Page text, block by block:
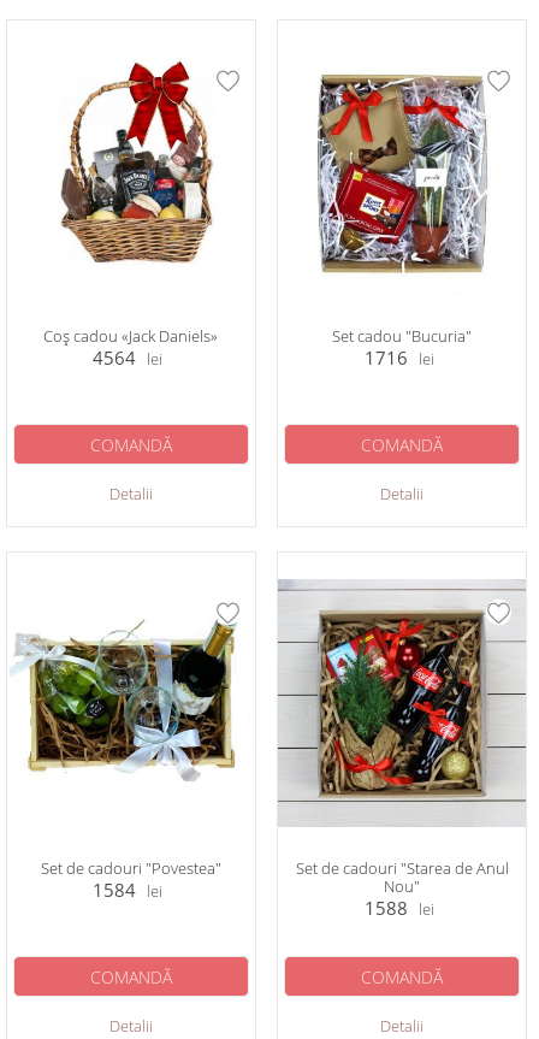
Coș cadou «Jack Daniels»
4564 lei
Detalii
COMANDĂ
Set cadou "Bucuria"
1716 lei
Detalii
COMANDĂ
Set de cadouri "Povestea"
1584 lei
Detalii
COMANDĂ
Set de cadouri "Starea de Anul
Nou"
1588 lei
Detalii
COMANDĂ